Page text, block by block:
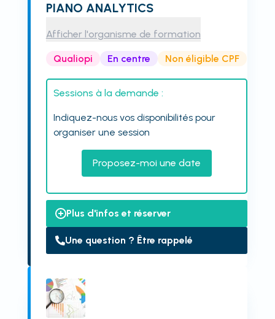
PIANO ANALYTICS
Afficher l'organisme de formation
Qualiopi En centre Non éligible CPF
Sessions à la demande :
Indiquez-nous vos disponibilités pour
organiser une session
Proposez-moi une date
Plus d'infos et réserver
Une question ? Être rappelé